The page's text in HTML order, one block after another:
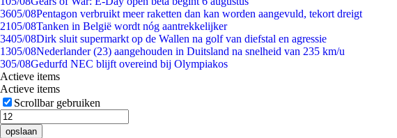
3605/08Pentagon verbruikt meer raketten dan kan worden aangevuld, tekort dreigt
2105/08Tanken in België wordt nóg aantrekkelijker
3405/08Dirk sluit supermarkt op de Wallen na golf van diefstal en agressie
1305/08Nederlander (23) aangehouden in Duitsland na snelheid van 235 km/u
305/08Gedurfd NEC blijft overeind bij Olympiakos
Actieve items
Actieve items
Scrollbar gebruiken
opslaan